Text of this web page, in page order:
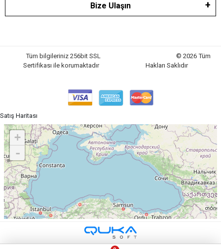
Bize Ulaşın
Tüm bilgileriniz 256bit SSL
Sertifikası ile korumaktadır
© 2026 Tüm
Hakları Saklıdır
Satış Haritası